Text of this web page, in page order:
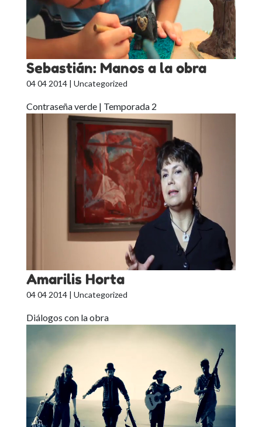
Sebastián: Manos a la obra
04 04 2014| Uncategorized
Contraseña verde | Temporada 2
Amarilis Horta
04 04 2014| Uncategorized
Diálogos con la obra